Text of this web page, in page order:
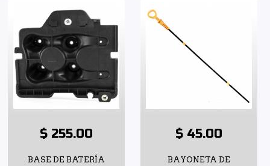
$ 255.00
BASE DE BATERÍA
$ 45.00
BAYONETA DE